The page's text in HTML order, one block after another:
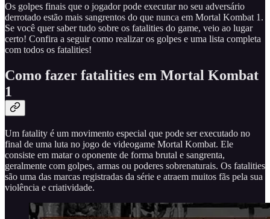
Os golpes finais que o jogador pode executar no seu adversário
derrotado estão mais sangrentos do que nunca em Mortal Kombat 1.
Se você quer saber tudo sobre os fatalities do game, veio ao lugar
certo! Confira a seguir como realizar os golpes e uma lista completa
com todos os fatalities!
Como fazer fatalities em Mortal Kombat
1
Um fatality é um movimento especial que pode ser executado no
final de uma luta no jogo de videogame Mortal Kombat. Ele
consiste em matar o oponente de forma brutal e sangrenta,
geralmente com golpes, armas ou poderes sobrenaturais. Os fatalities
são uma das marcas registradas da série e atraem muitos fãs pela sua
violência e criatividade.